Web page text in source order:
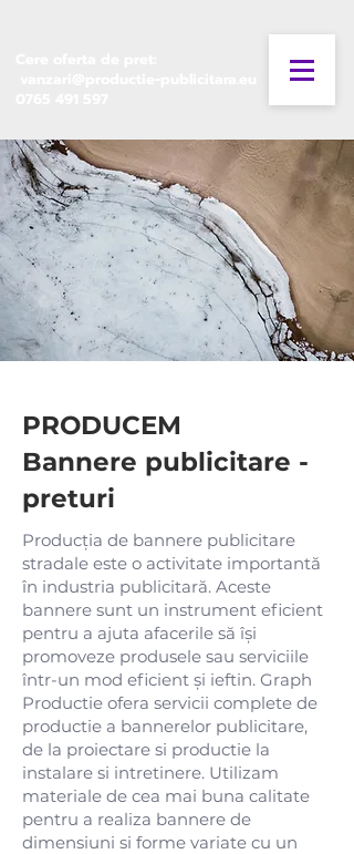
PRODUCEM
Bannere publicitare -
preturi
Producția de bannere publicitare
stradale este o activitate importantă
în industria publicitară. Aceste
bannere sunt un instrument eficient
pentru a ajuta afacerile să își
promoveze produsele sau serviciile
într-un mod eficient și ieftin. Graph
Productie ofera servicii complete de
productie a bannerelor publicitare,
de la proiectare si productie la
instalare si intretinere. Utilizam
materiale de cea mai buna calitate
pentru a realiza bannere de
dimensiuni si forme variate cu un